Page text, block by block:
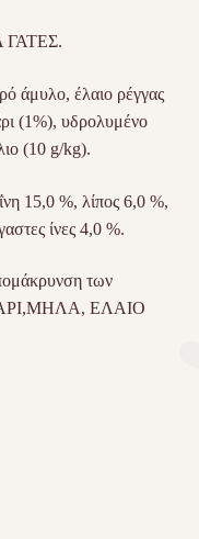
άμυλο, έλαιο ρέγγας
(1%), υδρολυμένο
(10 g/kg).
15,0 %, λίπος 6,0 %,
ίνες 4,0 %.
των
ΕΛΑΙΟ